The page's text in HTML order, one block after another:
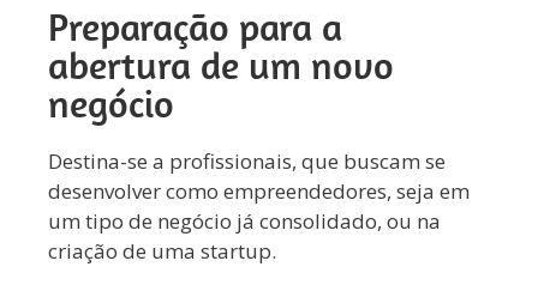
Preparação para a
abertura de um novo
negócio
Destina-se a profissionais, que buscam se
desenvolver como empreendedores, seja em
um tipo de negócio já consolidado, ou na
criação de uma startup.